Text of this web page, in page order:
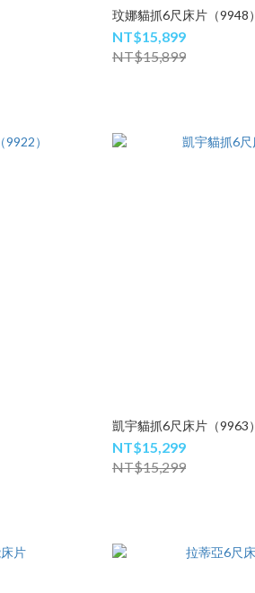
玟娜貓抓6尺床片（9948）
NT$15,899
NT$15,899
凱宇貓抓6尺床片（9963）
NT$15,299
NT$15,299